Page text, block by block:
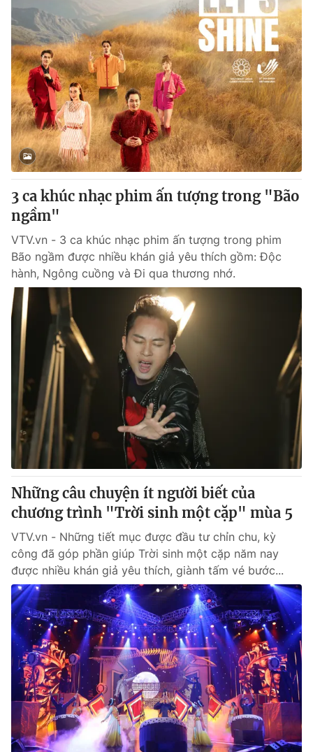
3 ca khúc nhạc phim ấn tượng trong "Bão
ngầm"
VTV.vn - 3 ca khúc nhạc phim ấn tượng trong phim
Bão ngầm được nhiều khán giả yêu thích gồm: Độc
hành, Ngông cuồng và Đi qua thương nhớ.
Những câu chuyện ít người biết của
chương trình "Trời sinh một cặp" mùa 5
VTV.vn - Những tiết mục được đầu tư chỉn chu, kỳ
công đã góp phần giúp Trời sinh một cặp năm nay
được nhiều khán giả yêu thích, giành tấm vé bước...